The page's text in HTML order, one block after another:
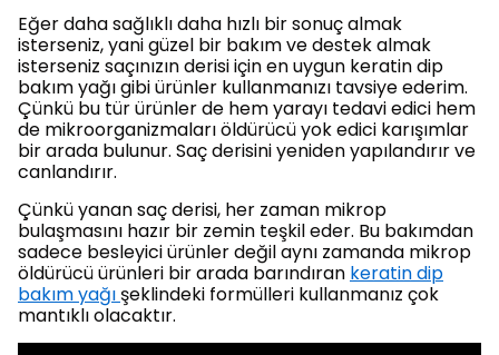
Eğer daha sağlıklı daha hızlı bir sonuç almak
isterseniz, yani güzel bir bakım ve destek almak
isterseniz saçınızın derisi için en uygun keratin dip
bakım yağı gibi ürünler kullanmanızı tavsiye ederim.
Çünkü bu tür ürünler de hem yarayı tedavi edici hem
de mikroorganizmaları öldürücü yok edici karışımlar
bir arada bulunur. Saç derisini yeniden yapılandırır ve
canlandırır.
Çünkü yanan saç derisi, her zaman mikrop
bulaşmasını hazır bir zemin teşkil eder. Bu bakımdan
sadece besleyici ürünler değil aynı zamanda mikrop
öldürücü ürünleri bir arada barındıran keratin dip
bakım yağışeklindeki formülleri kullanmanız çok
mantıklı olacaktır.